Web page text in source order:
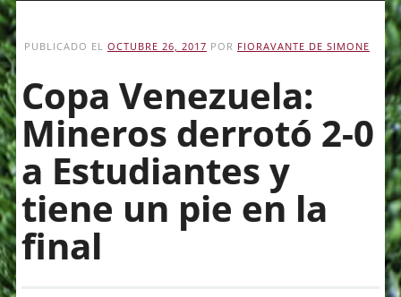
content
PUBLICADO EL OCTUBRE 26, 2017 POR FIORAVANTE DE SIMONE
Copa Venezuela:
Mineros derrotó 2-0
a Estudiantes y
tiene un pie en la
final